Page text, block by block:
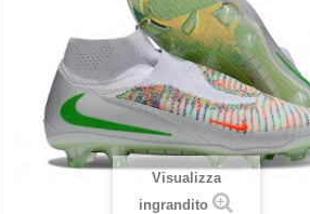
Visualizza
ingrandito